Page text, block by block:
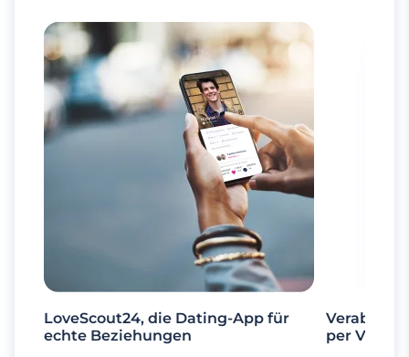
LoveScout24, die Dating-App für
echte Beziehungen
per